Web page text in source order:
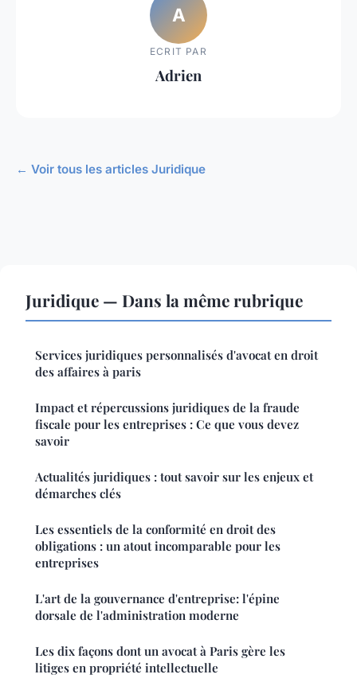
A
ECRIT PAR
Adrien
← Voir tous les articles Juridique
Juridique — Dans la même rubrique
Services juridiques personnalisés d'avocat en droit
des affaires à paris
Impact et répercussions juridiques de la fraude
fiscale pour les entreprises : Ce que vous devez
savoir
Actualités juridiques : tout savoir sur les enjeux et
démarches clés
Les essentiels de la conformité en droit des
obligations : un atout incomparable pour les
entreprises
L'art de la gouvernance d'entreprise: l'épine
dorsale de l'administration moderne
Les dix façons dont un avocat à Paris gère les
litiges en propriété intellectuelle